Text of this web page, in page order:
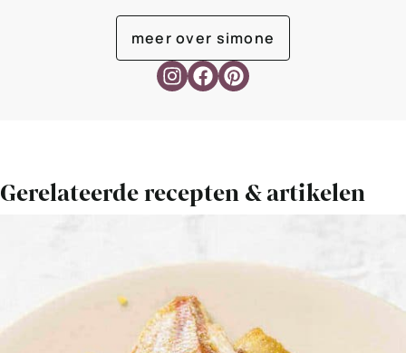
meer over simone
Gerelateerde recepten & artikelen
la